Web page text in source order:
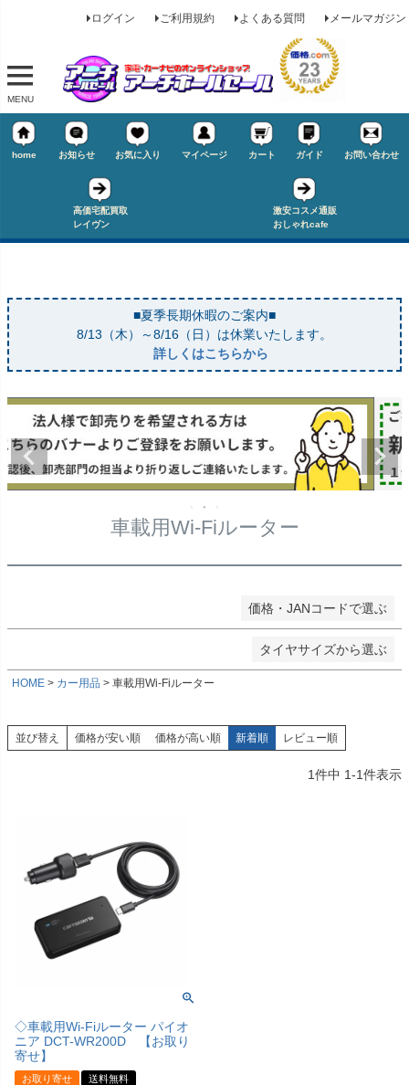
ログイン ご利用規約 よくある質問 メールマガジン
MENU
home お知らせ お気に入り マイページ カート ガイド お問い合わせ
高価宅配買取
レイヴン
激安コスメ通販
おしゃれcafe
■夏季長期休暇のご案内■
8/13（木）～8/16（日）は休業いたします。
詳しくはこちらから
車載用Wi-Fiルーター
価格・JANコードで選ぶ
キーワード
価格
〜
在庫なし商品
在庫なし商品を表示しない
検索
タイヤサイズから選ぶ
★タイヤ幅
★偏平率
HOME カー用品 車載用Wi-Fiルーター
並び替え 価格が安い順 価格が高い順 新着順 レビュー順
1件中 1-1件表示
◇車載用Wi-Fiルーター パイオ
ニア DCT-WR200D 【お取り
寄せ】
お取り寄せ 送料無料